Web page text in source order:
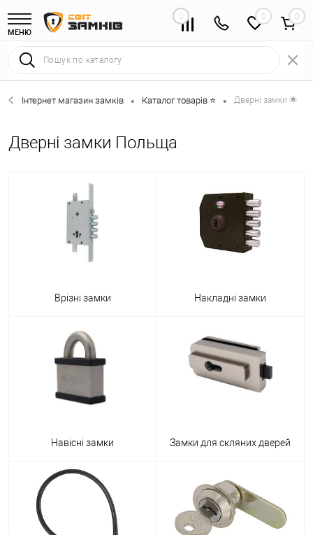
МЕНЮ
0 0
Інтернет магазин замків • Каталог товарів ⭐ • Дверні замки 🌟
Дверні замки Польща
Врізні замки Накладні замки
Навісні замки Замки для скляних дверей